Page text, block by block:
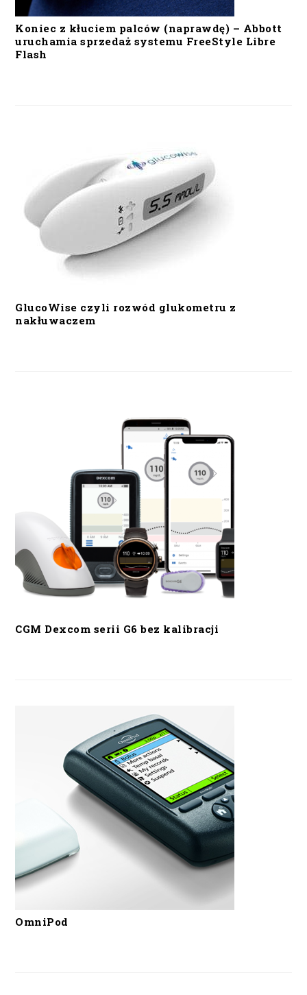
Koniec z kłuciem palców (naprawdę) – Abbott
uruchamia sprzedaż systemu FreeStyle Libre
Flash
GlucoWise czyli rozwód glukometru z
nakłuwaczem
CGM Dexcom serii G6 bez kalibracji
OmniPod